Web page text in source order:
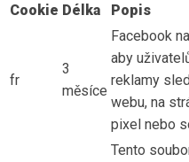
Cookie Délka Popis
fr
3
měsíce
Facebook
aby
reklamy
webu, na
pixel nebo
Tento